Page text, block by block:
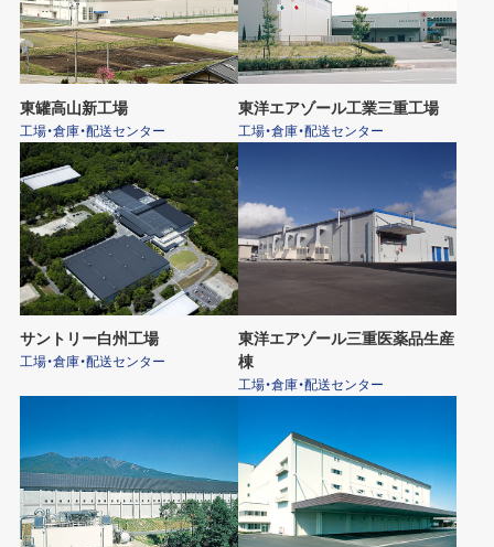
東罐高山新工場
工場・倉庫・配送センター
東洋エアゾール工業三重工場
工場・倉庫・配送センター
サントリー白州工場
工場・倉庫・配送センター
東洋エアゾール三重医薬品生産
棟
工場・倉庫・配送センター